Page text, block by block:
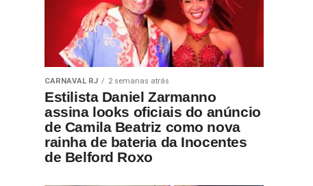
CARNAVAL RJ 2 semanas atrás
Estilista Daniel Zarmanno
assina looks oficiais do anúncio
de Camila Beatriz como nova
rainha de bateria da Inocentes
de Belford Roxo